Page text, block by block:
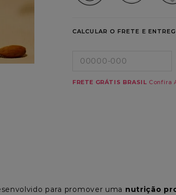
CALCULAR O FRETE E
FRETE GRÁTIS BRASIL Confira
para promover uma nutrição